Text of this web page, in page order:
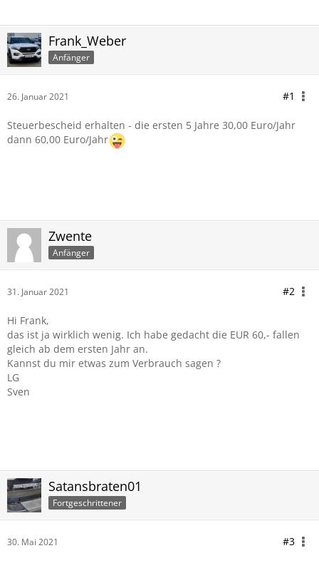
Frank_Weber
Anfänger
26. Januar 2021 #1
Steuerbescheid erhalten - die ersten 5 Jahre 30,00 Euro/Jahr
dann 60,00 Euro/Jahr
Zwente
Anfänger
31. Januar 2021 #2
Hi Frank,
das ist ja wirklich wenig. Ich habe gedacht die EUR 60,- fallen
gleich ab dem ersten Jahr an.
Kannst du mir etwas zum Verbrauch sagen ?
LG
Sven
Satansbraten01
Fortgeschrittener
30. Mai 2021 #3